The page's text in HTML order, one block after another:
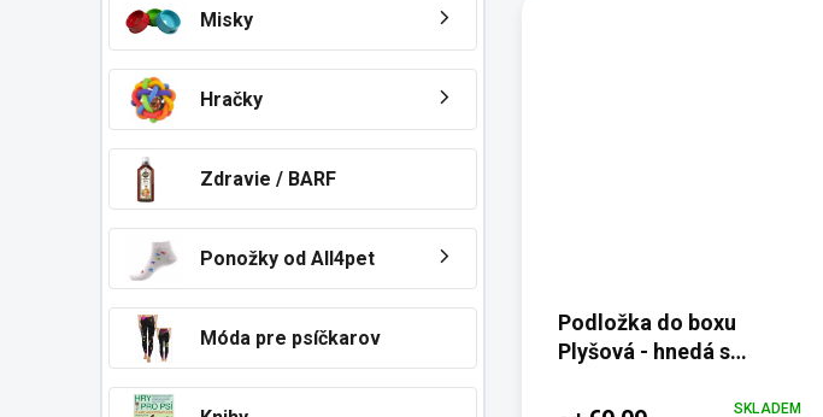
Misky
Hračky
Zdravie / BARF
Ponožky od All4pet
Móda pre psíčkarov
Podložka do boxu
Plyšová - hnedá s
SKLADEM